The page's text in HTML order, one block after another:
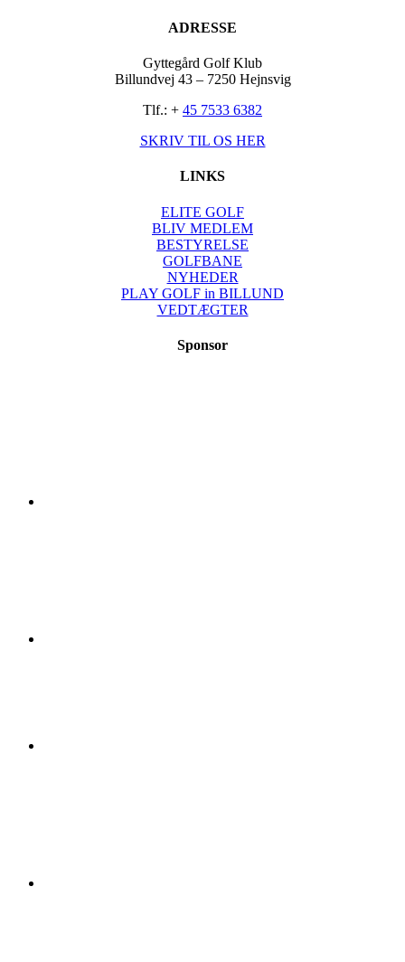
ADRESSE
Gyttegård Golf Klub
Billundvej 43 – 7250 Hejnsvig
Tlf.: + 45 7533 6382
SKRIV TIL OS HER
LINKS
ELITE GOLF
BLIV MEDLEM
BESTYRELSE
GOLFBANE
NYHEDER
PLAY GOLF in BILLUND
VEDTÆGTER
Sponsor